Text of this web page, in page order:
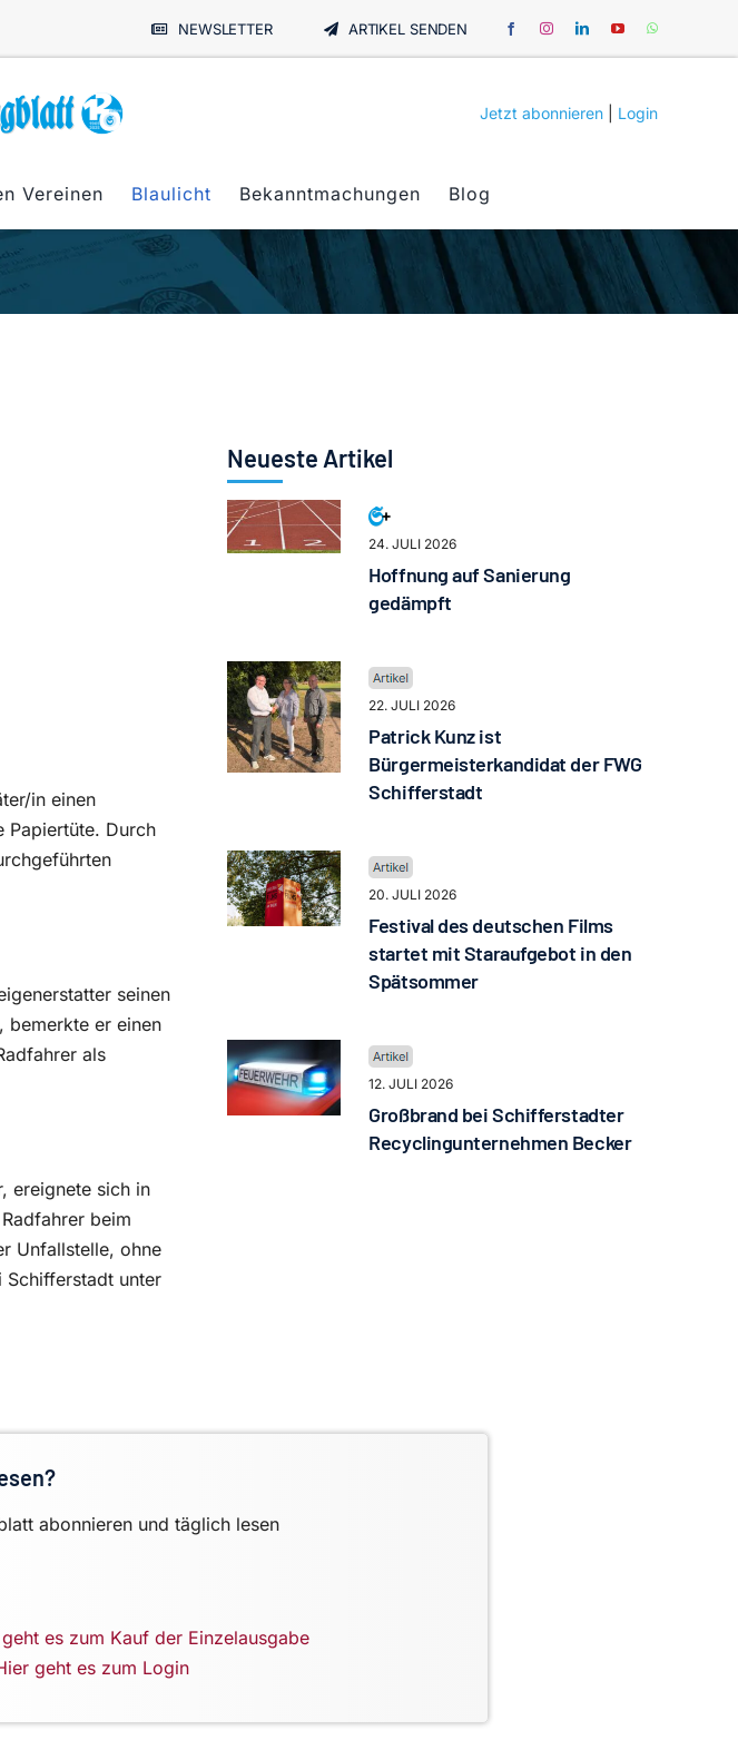
NEWSLETTER ARTIKEL SENDEN
Jetzt abonnieren Login
Vereinen Blaulicht Bekanntmachungen Blog
in einen
Papiertüte. Durch
seinen
bemerkte er einen
als
ereignete sich in
beim
Unfallstelle, ohne
Schifferstadt unter
Neueste Artikel
24. JULI 2026
Hoffnung auf Sanierung
gedämpft
22. JULI 2026
Patrick Kunz ist
Bürgermeisterkandidat der FWG
Schifferstadt
20. JULI 2026
Festival des deutschen Films
startet mit Staraufgebot in den
Spätsommer
12. JULI 2026
Großbrand bei Schifferstadter
Recyclingunternehmen Becker
abonnieren und täglich lesen
es zum Kauf der Einzelausgabe
geht es zum Login